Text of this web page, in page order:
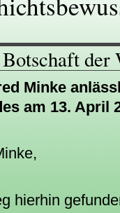
der
Minke
am 13. April
hierhin